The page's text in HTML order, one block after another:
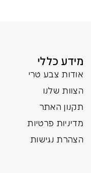
מידע כללי
אודות צבע טרי
הצוות שלנו
תקנון האתר
מדיניות פרטיות
הצהרת נגישות